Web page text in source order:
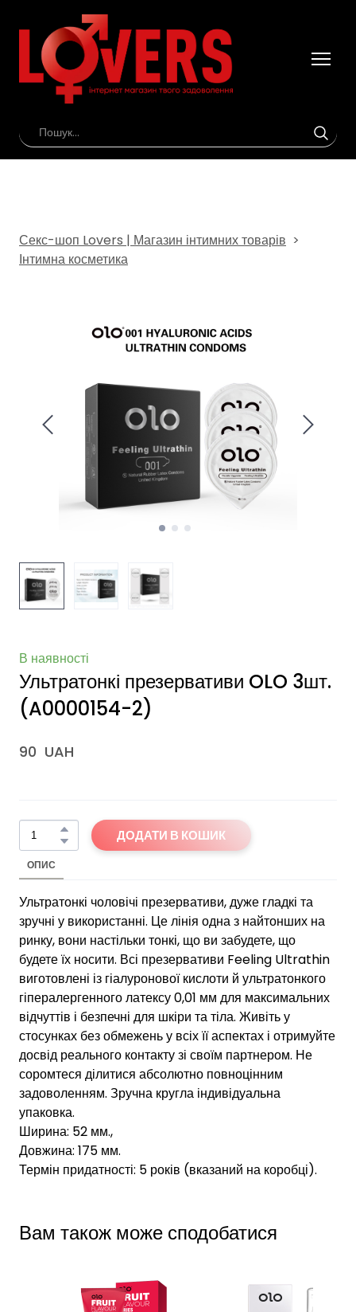
Секс-шоп Lovers | Магазин інтимних товарів
Інтимна косметика
В наявності
Ультратонкі презервативи OLO 3шт.
(A0000154-2)
90  UAH
ДОДАТИ В КОШИК
ОПИС
Ультратонкі чоловічі презервативи, дуже гладкі та
зручні у використанні. Це лінія одна з найтонших на
ринку, вони настільки тонкі, що ви забудете, що
будете їх носити. Всі презервативи Feeling Ultrathin
виготовлені із гіалуронової кислоти й ультратонкого
гіпералергенного латексу 0,01 мм для максимальних
відчуттів і безпечні для шкіри та тіла. Живіть у
стосунках без обмежень у всіх її аспектах і отримуйте
досвід реального контакту зі своїм партнером. Не
соромтеся ділитися абсолютно повноцінним
задоволенням. Зручна кругла індивідуальна
упаковка.
Ширина: 52 мм.,
Довжина: 175 мм.
Термін придатності: 5 років (вказаний на коробці).
Вам також може сподобатися